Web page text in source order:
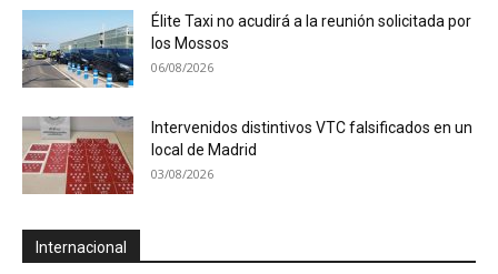
Élite Taxi no acudirá a la reunión solicitada por
los Mossos
06/08/2026
Intervenidos distintivos VTC falsificados en un
local de Madrid
03/08/2026
Internacional